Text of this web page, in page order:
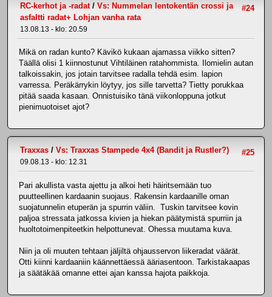
#24
RC-kerhot ja -radat/ Vs: Nummelan lentokentän crossi ja
asfaltti radat+ Lohjan vanha rata
13.08.13 - klo: 20.59
Mikä on radan kunto? Kävikö kukaan ajamassa viikko sitten?
Täällä olisi 1 kiinnostunut Vihtiläinen ratahommista. Ilomielin autan
talkoissakin, jos jotain tarvitsee radalla tehdä esim. lapion
varressa. Peräkärrykin löytyy, jos sille tarvetta? Tietty porukkaa
pitää saada kasaan. Onnistuisiko tänä viikonloppuna jotkut
pienimuotoiset ajot?
#25
Traxxas / Vs: Traxxas Stampede 4x4 (Bandit ja Rustler?)
09.08.13 - klo: 12.31
Pari akullista vasta ajettu ja alkoi heti häiritsemään tuo
puutteellinen kardaanin suojaus. Rakensin kardaanille oman
suojatunnelin etuperän ja spurrin väliin. Tuskin tarvitsee kovin
paljoa stressata jatkossa kivien ja hiekan päätymistä spurriin ja
huoltotoimenpiteetkin helpottunevat. Ohessa muutama kuva.
Niin ja oli muuten tehtaan jäljiltä ohjausservon liikeradat väärät.
Otti kiinni kardaaniin käännettäessä ääriasentoon. Tarkistakaapas
ja säätäkää omanne ettei ajan kanssa hajota paikkoja.